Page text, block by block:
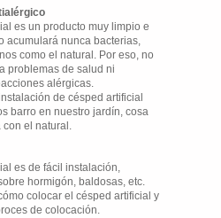
es un producto muy limpio e
acumulará nunca bacterias,
como el natural. Por eso, no
problemas de salud ni
alérgicas.
de césped artificial
barro en nuestro jardín, cosa
con el natural.
es de fácil instalación,
hormigón, baldosas, etc.
colocar el césped artificial y
de colocación.